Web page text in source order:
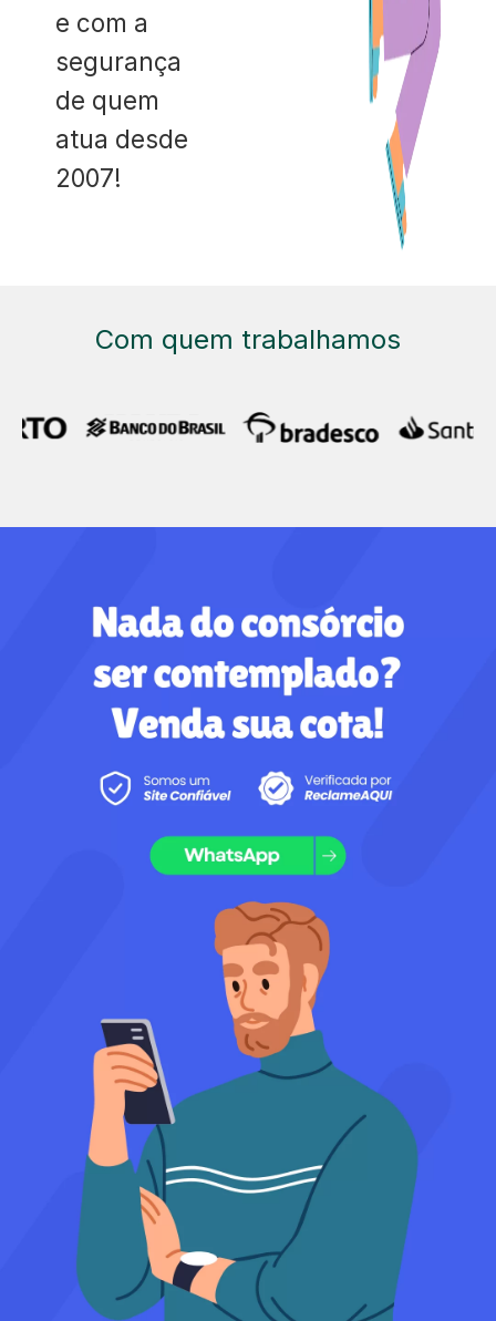
e com a
segurança
de quem
atua desde
2007!
Com quem trabalhamos